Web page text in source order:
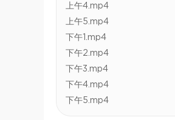
上午4.mp4
上午5.mp4
下午1.mp4
下午2.mp4
下午3.mp4
下午4.mp4
下午5.mp4